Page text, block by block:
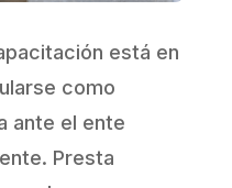
está en
como
ante el ente
Presta